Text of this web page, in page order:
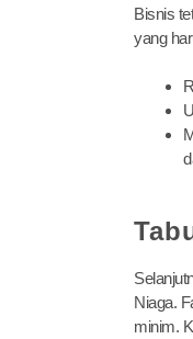
Bisnis
yang
Niaga.
minim.